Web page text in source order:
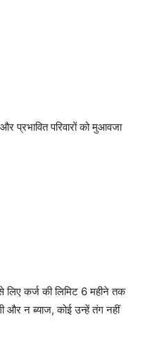
प्रभावित परिवारों को मुआवजा
लिए कर्ज की लिमिट 6 महीने तक
और न ब्याज, कोई उन्हें तंग नहीं